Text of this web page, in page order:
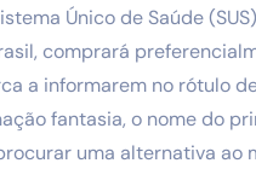
Único de Saúde
comprará
a informarem no rótulo
fantasia, o nome do
uma alternativa ao